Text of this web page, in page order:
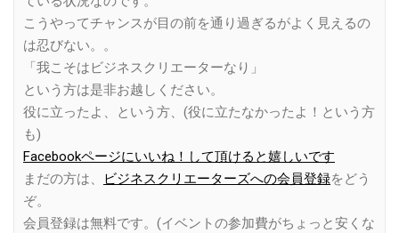
こうやってチャンスが目の前を通り過ぎるがよく見えるの
は忍びない。。
「我こそはビジネスクリエーターなり」
という方は是非お越しください。
役に立ったよ、という方、(役に立たなかったよ！という方
も)
Facebookページにいいね！して頂けると嬉しいです
まだの方は、
ビジネスクリエーターズへの会員登録をどう
ぞ。
会員登録は無料です。(イベントの参加費がちょっと安くな